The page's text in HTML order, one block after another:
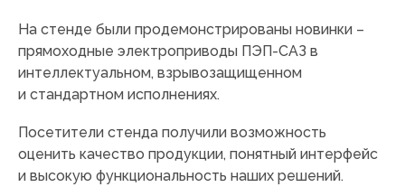
На стенде были продемонстрированы новинки –
прямоходные электроприводы ПЭП-САЗ в
интеллектуальном, взрывозащищенном
и стандартном исполнениях.
Посетители стенда получили возможность
оценить качество продукции, понятный интерфейс
и высокую функциональность наших решений.